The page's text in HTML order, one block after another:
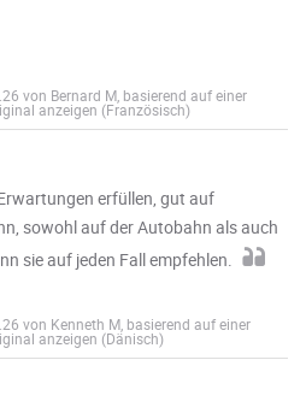
von Bernard M, basierend auf einer
anzeigen (Französisch)
erfüllen, gut auf
sowohl auf der Autobahn als auch
sie auf jeden Fall empfehlen.
von Kenneth M, basierend auf einer
anzeigen (Dänisch)